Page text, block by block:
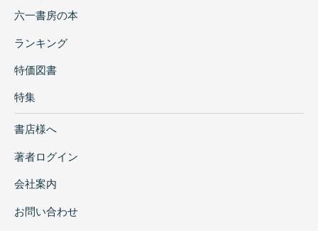
六一書房の本
ランキング
特価図書
特集
書店様へ
著者ログイン
会社案内
お問い合わせ